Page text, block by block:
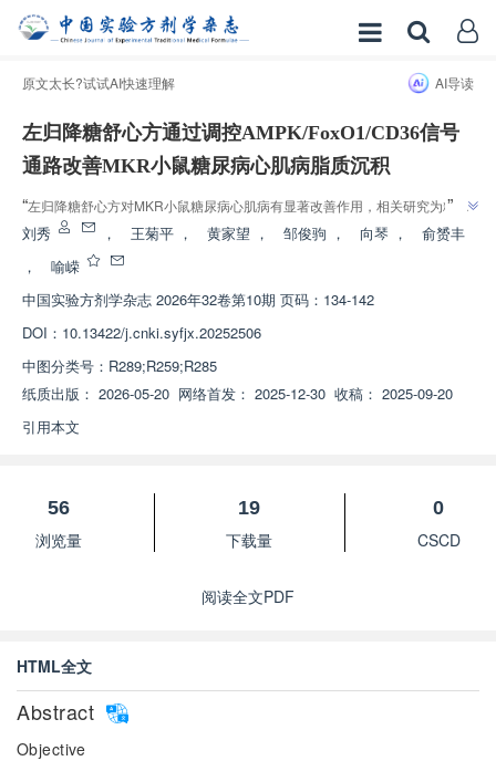
原文太长?试试AI快速理解 AI导读
左归降糖舒心方通过调控AMPK/FoxO1/CD36信号
通路改善MKR小鼠糖尿病心肌病脂质沉积
“左归降糖舒心方对MKR小鼠糖尿病心肌病有显著改善作用，相关研究为糖尿
病心肌病治疗提供了新思路。
”
刘秀 ， 王菊平 ， 黄家望 ， 邹俊驹 ， 向琴 ，
俞赟丰
，
喻嵘
中国实验方剂学杂志 2026年32卷第10期 页码：134-142
DOI： 10.13422/j.cnki.syfjx.20252506
中图分类号： R289;R259;R285
纸质出版： 2026-05-20 网络首发： 2025-12-30 收稿： 2025-09-20
引用本文
56
浏览量
19
下载量
0
CSCD
阅读全文PDF
HTML全文
Abstract
Objective